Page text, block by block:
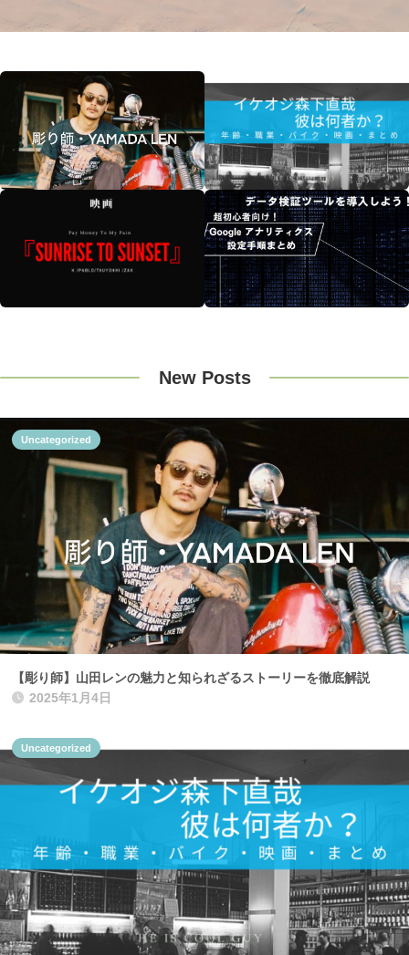
New Posts
【彫り師】山田レンの魅力と知られざるストーリーを徹底解説
2025年1月4日
Uncategorized
Uncategorized